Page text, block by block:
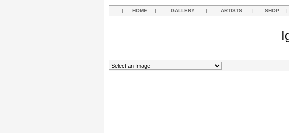
| HOME | GALLERY | ARTISTS | SHOP |